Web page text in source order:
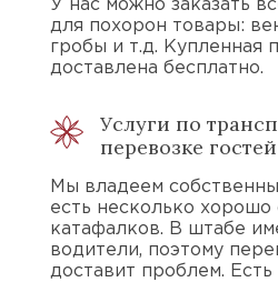
У нас можно заказать
для похорон товары:
гробы и т.д. Купленная
доставлена бесплатно.
Услуги по
перевозке гостей
Мы владеем
есть несколько
катафалков. В штабе
водители, поэтому
доставит проблем.